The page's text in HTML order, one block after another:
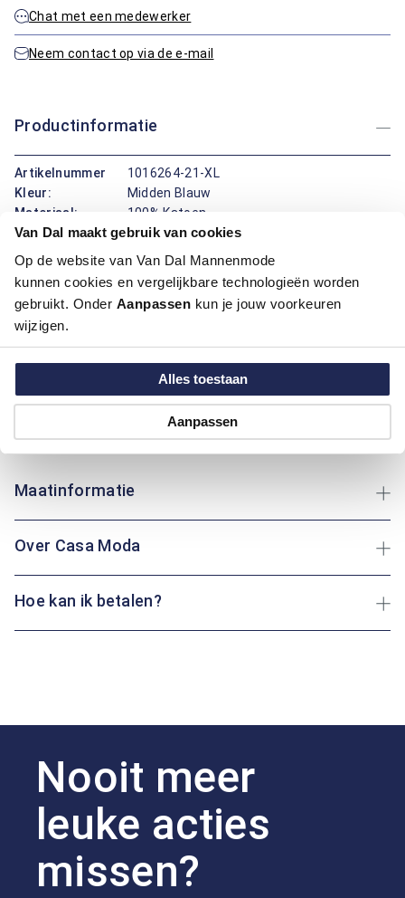
Van Dal maakt gebruik van cookies
Op de website van Van Dal Mannenmode
kunnen cookies en vergelijkbare technologieën worden
gebruikt. Onder Aanpassen kun je jouw voorkeuren
wijzigen.
Alles toestaan
Aanpassen
Chat met een medewerker
Neem contact op via de e-mail
Productinformatie
Artikelnummer
1016264-21-XL
Kleur:
Midden Blauw
Materiaal:
100% Katoen
Pasvorm:
Casual Fit
Motief:
Strepen motief
Dit overhemd van Casa Moda biedt een regular fit pasvorm
met een button-down boord. Het gestreepte motief voegt
ademend comfort. Ideaal voor elke gelegenheid, van een
wandeling tot een dag thuis. Het katoen biedt niet alleen een
zacht gevoel, maar is ook duurzaam en gemakkelijk te
onderhouden. Of je nu een vergadering hebt of een wandeling
maakt: dit kledingstuk zorgt altijd voor een frisse uitstraling.
Maatinformatie
Over Casa Moda
Hoe kan ik betalen?
Nooit meer
leuke acties
missen?